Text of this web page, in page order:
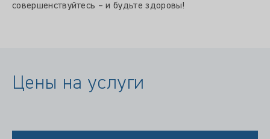
совершенствуйтесь – и будьте здоровы!
Цены на услуги